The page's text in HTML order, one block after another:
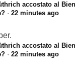
accostato al
· 22 minutes ago
accostato al
· 22 minutes ago